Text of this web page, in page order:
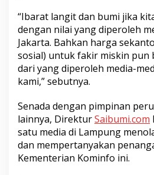
“Ibarat langit dan bumi jika
dengan nilai yang diperoleh
Jakarta. Bahkan harga
sosial) untuk fakir miskin pun
dari yang diperoleh media-
kami,” sebutnya.
Senada dengan pimpinan
lainnya, DirekturSaibumi.com
satu media di Lampung
dan mempertanyakan
Kementerian Kominfo ini.